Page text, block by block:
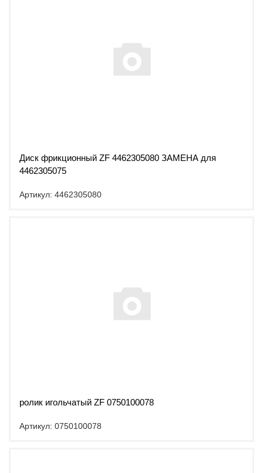
Диск фрикционный ZF 4462305080 ЗАМЕНА для
4462305075
Артикул: 4462305080
ролик игольчатый ZF 0750100078
Артикул: 0750100078